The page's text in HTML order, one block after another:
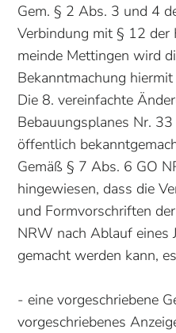
Gem. § 2 Abs. 3 und 4
Verbindung mit § 12
meinde Mettingen wird
Bekanntmachung
Die 8. vereinfachte
Bebauungsplanes Nr.
öffentlich
Gemäß § 7 Abs. 6 GO
hingewiesen, dass die
und Formvorschriften
NRW nach Ablauf eines
gemacht werden kann,
- eine vorgeschriebene
vorgeschriebenes